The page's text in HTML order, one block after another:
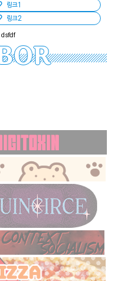
링크1
링크2
dsfdf